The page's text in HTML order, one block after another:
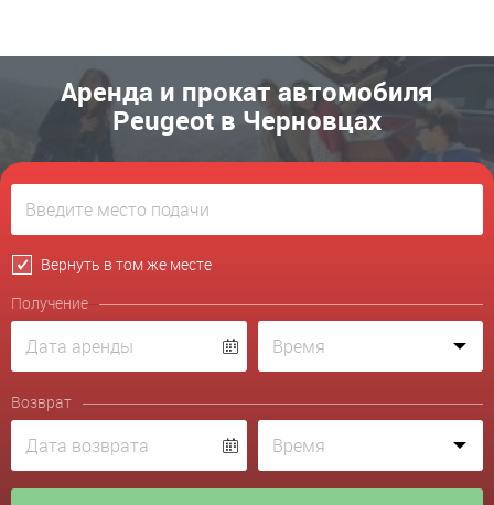
Аренда и прокат автомобиля
Peugeot в Черновцах
Вернуть в том же месте
Получение
Возврат